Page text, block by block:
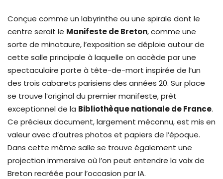
Conçue comme un labyrinthe ou une spirale dont le
centre serait le Manifeste de Breton, comme une
sorte de minotaure, l’exposition se déploie autour de
cette salle principale à laquelle on accède par une
spectaculaire porte à tête-de-mort inspirée de l’un
des trois cabarets parisiens des années 20. Sur place
se trouve l’original du premier manifeste, prêt
exceptionnel de la Bibliothèque nationale de France.
Ce précieux document, largement méconnu, est mis en
valeur avec d’autres photos et papiers de l’époque.
Dans cette même salle se trouve également une
projection immersive où l’on peut entendre la voix de
Breton recréée pour l’occasion par IA.